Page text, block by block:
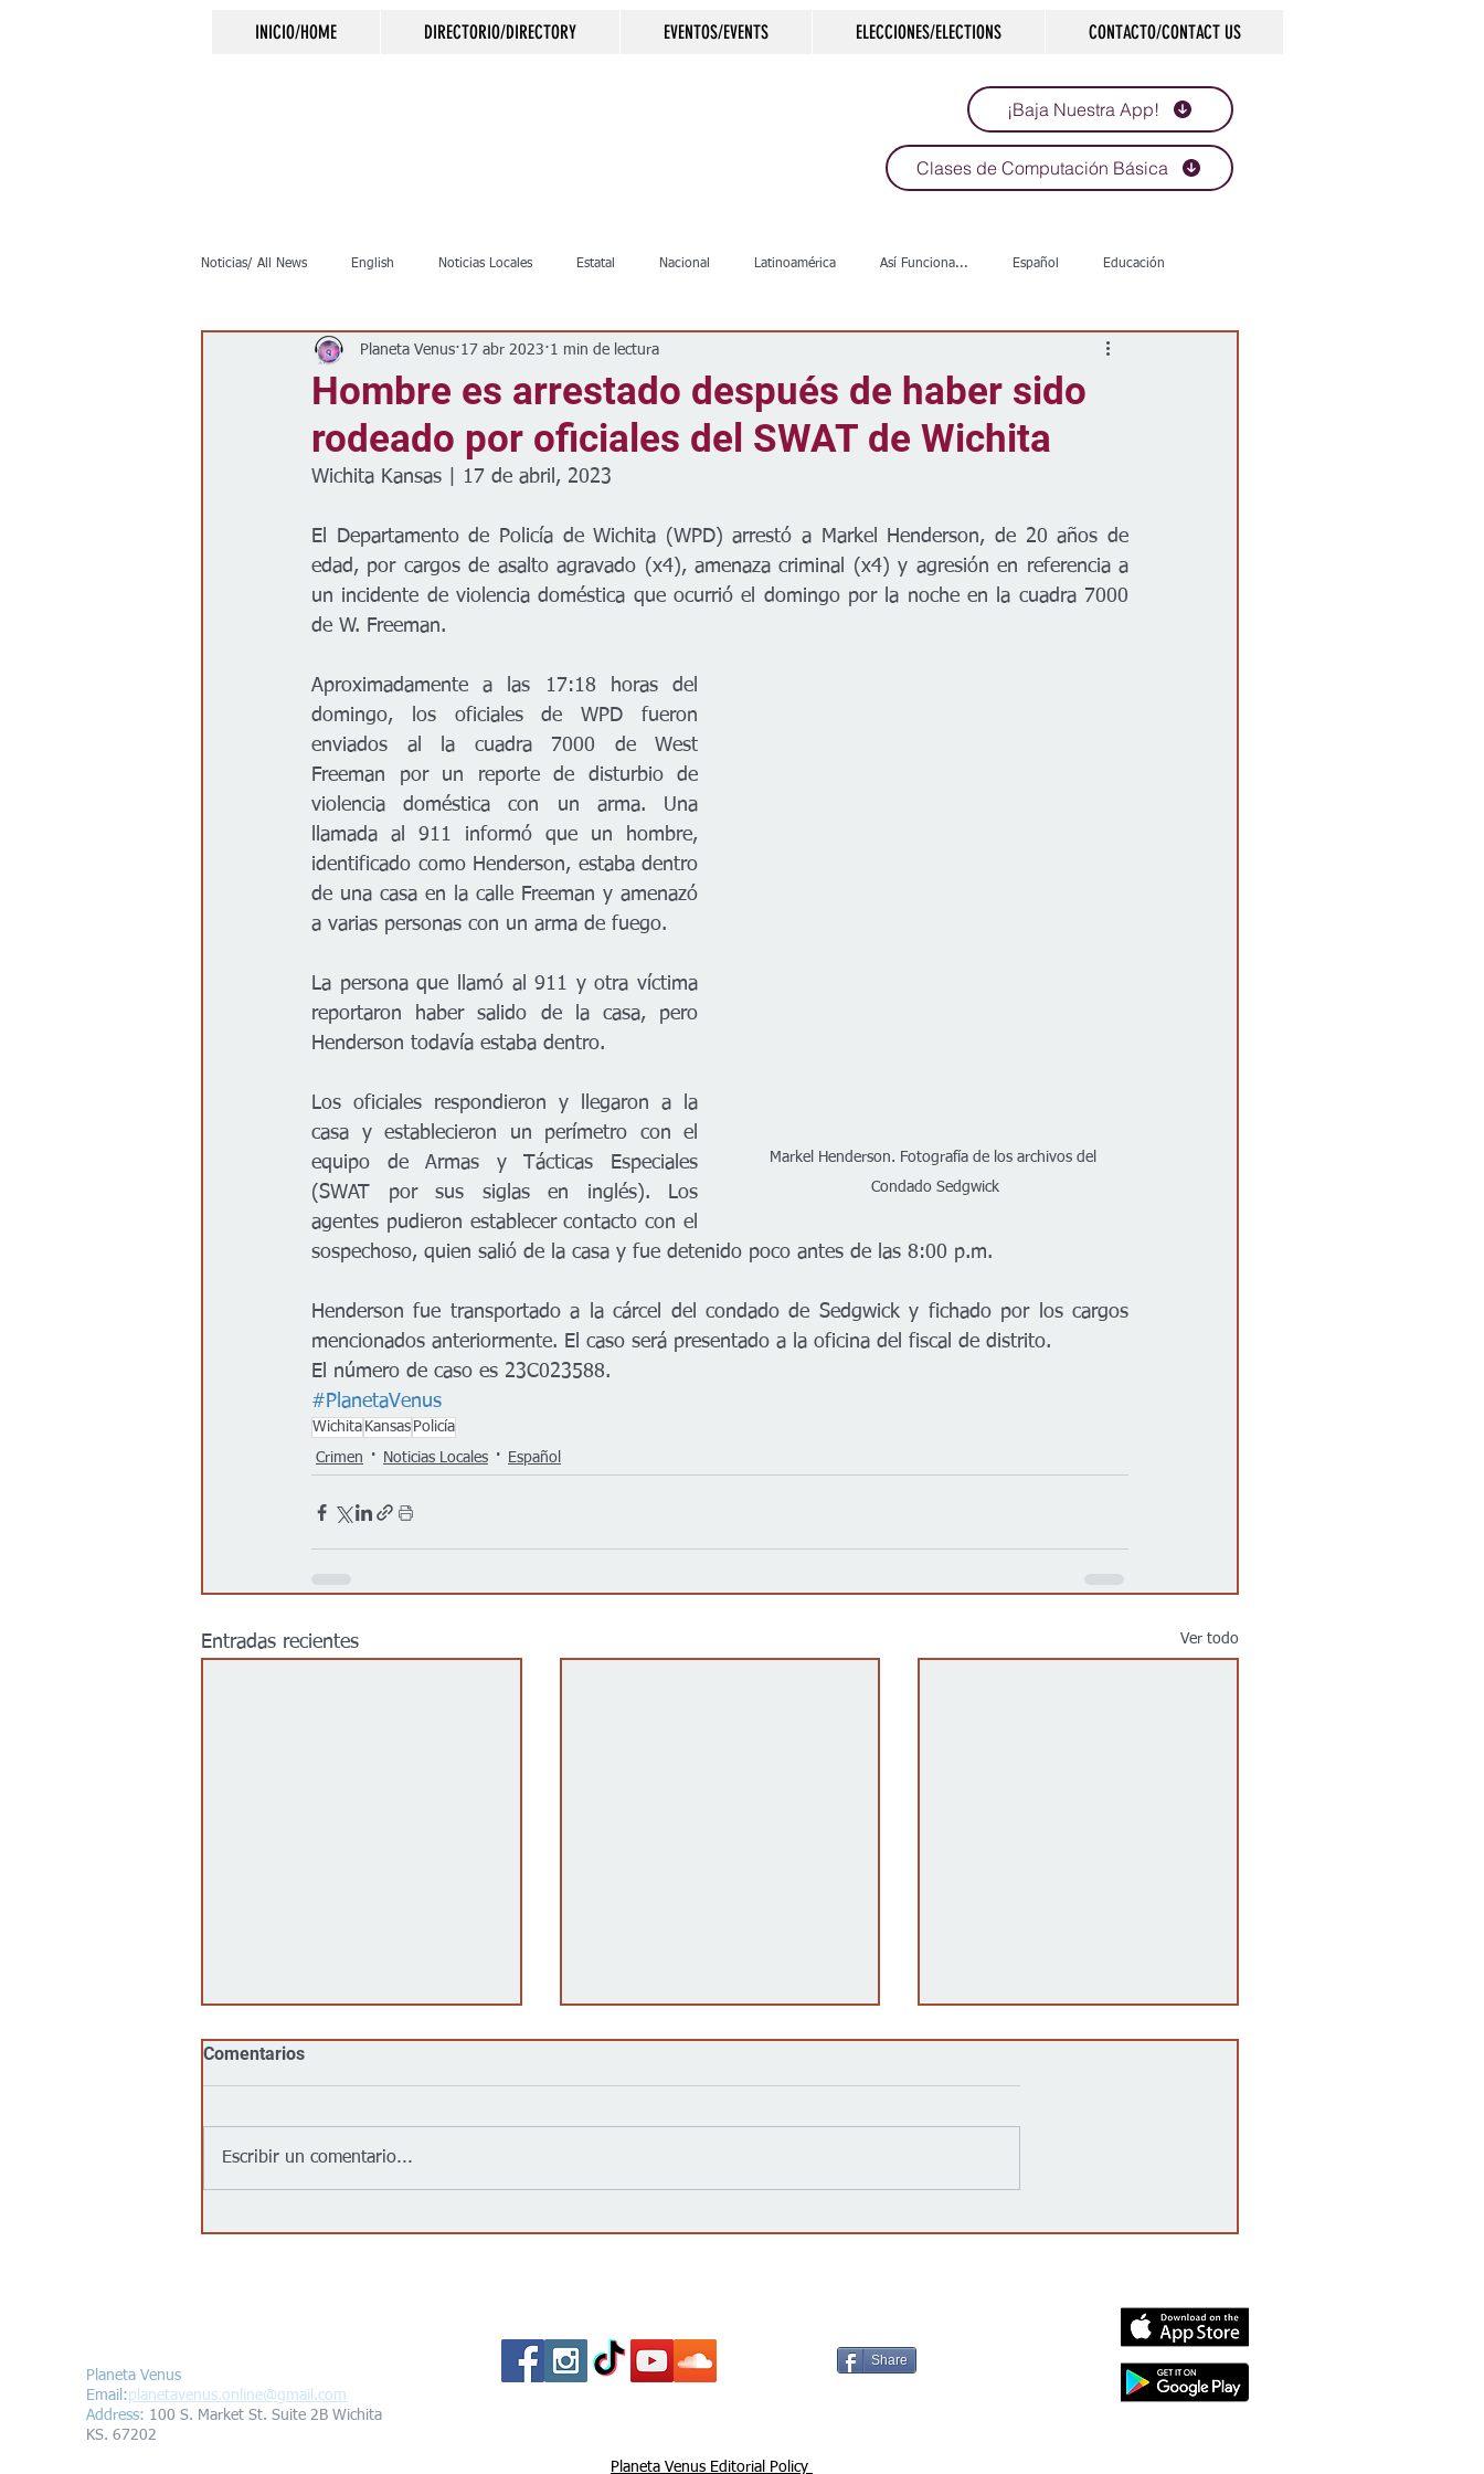
INICIO/HOME DIRECTORIO/DIRECTORY EVENTOS/EVENTS ELECCIONES/ELECTIONS CONTACTO/CONTACT US
¡Baja Nuestra App!
Clases de Computación Básica
Noticias/ All News English Noticias Locales Estatal Nacional Latinoamérica Así Funciona... Español Educación
Inmigración Crimen Negocios Salud Arte & Cultura
Clima Vivienda Escuelas Calles Desamparados Carreteras Comunidad Historias que inspiran
Espectáculos
Hombre es arrestado después de haber sido
rodeado por oficiales del SWAT de Wichita
Planeta Venus 17 abr 2023 1 min de lectura
Wichita Kansas | 17 de abril, 2023
El Departamento de Policía de Wichita (WPD) arrestó a Markel Henderson, de 20 años de
edad, por cargos de asalto agravado (x4), amenaza criminal (x4) y agresión en referencia a
un incidente de violencia doméstica que ocurrió el domingo por la noche en la cuadra 7000
de W. Freeman.
Markel Henderson. Fotografía de los archivos del
Condado Sedgwick
Aproximadamente a las 17:18 horas del
domingo, los oficiales de WPD fueron
enviados al la cuadra 7000 de West
Freeman por un reporte de disturbio de
violencia doméstica con un arma. Una
llamada al 911 informó que un hombre,
identificado como Henderson, estaba dentro
de una casa en la calle Freeman y amenazó
a varias personas con un arma de fuego.
La persona que llamó al 911 y otra víctima
reportaron haber salido de la casa, pero
Henderson todavía estaba dentro.
Los oficiales respondieron y llegaron a la
casa y establecieron un perímetro con el
equipo de Armas y Tácticas Especiales
(SWAT por sus siglas en inglés). Los
agentes pudieron establecer contacto con el
sospechoso, quien salió de la casa y fue detenido poco antes de las 8:00 p.m.
Henderson fue transportado a la cárcel del condado de Sedgwick y fichado por los cargos
mencionados anteriormente. El caso será presentado a la oficina del fiscal de distrito.
El número de caso es 23C023588.
#PlanetaVenus
Wichita Kansas Policía
Crimen
Noticias Locales Español
Entradas recientes Ver todo
Comentarios
Escribir un comentario...
Planeta Venus
Email:planetavenus.online@gmail.com
Address: 100 S. Market St. Suite 2B Wichita
KS. 67202
Share
Planeta Venus Editorial Policy